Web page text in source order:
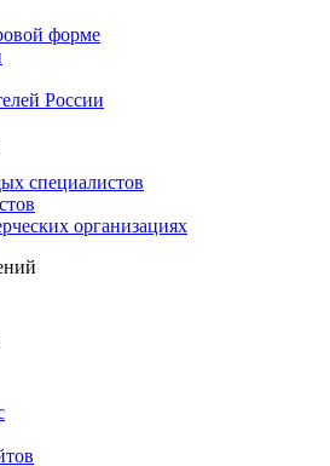
форме
России
специалистов
организациях